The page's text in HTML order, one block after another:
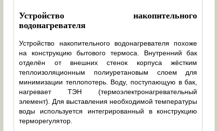
Устройство накопительного
водонагревателя
Устройство накопительного водонагревателя похоже
на конструкцию бытового термоса. Внутренний бак
отделён от внешних стенок корпуса жёстким
теплоизоляционным полиуретановым слоем для
минимизации теплопотерь. Воду, поступающую в бак,
нагревает ТЭН (термоэлектронагревательный
элемент). Для выставления необходимой температуры
воды используется интегрированный в конструкцию
терморегулятор.